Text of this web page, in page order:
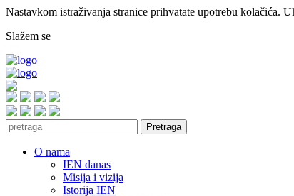
Nastavkom istraživanja stranice prihvatate upotrebu kolačića.
Slažem se
Pretraga
O nama
IEN danas
Misija i vizija
Istorija IEN